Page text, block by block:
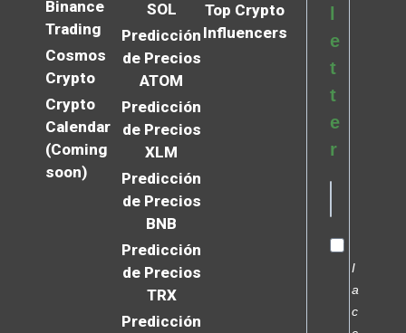
Binance
Trading
Cosmos
Crypto
Crypto
Calendar
(Coming
soon)
SOL
Predicción
de Precios
ATOM
Predicción
de Precios
XLM
Predicción
de Precios
BNB
Predicción
de Precios
TRX
Predicción
Top Crypto
Influencers
e
t
t
e
r
I
a
c